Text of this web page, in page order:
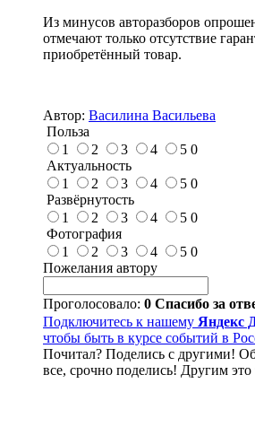
Из минусов авторазборов
отмечают только отсутствие
приобретённый товар.
Автор: Василина Васильева
Польза
1
2 3 4 5 0
Актуальность
1
2 3 4 5 0
Развёрнутость
1
2 3 4 5 0
Фотография
1
2 3 4 5 0
Пожелания автору
Проголосовало: 0 Спасибо за
Подключитесь к нашему Яндекс
чтобы быть в курсе событий в
Почитал? Поделись с другими!
все, срочно поделись! Другим